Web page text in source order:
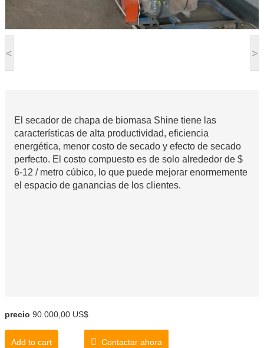
< >
El secador de chapa de biomasa Shine tiene las
características de alta productividad, eficiencia
energética, menor costo de secado y efecto de secado
perfecto. El costo compuesto es de solo alrededor de $
6-12 / metro cúbico, lo que puede mejorar enormemente
el espacio de ganancias de los clientes.
precio 90.000,00 US$
Add to cart Contactar ahora